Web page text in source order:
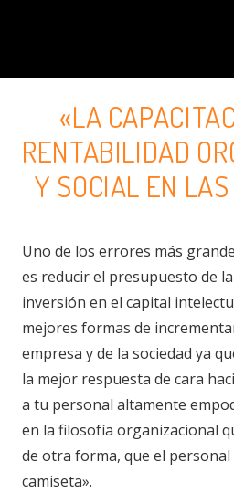
«LA
RENTABILIDAD
Y SOCIAL EN
Uno de los errores más
es reducir el presupuesto de
inversión en el capital
mejores formas de
empresa y de la sociedad ya
la mejor respuesta de cara
a tu personal altamente
en la filosofía organizacional
de otra forma, que el
camiseta».